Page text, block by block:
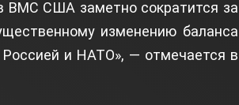
ВМС США заметно сократится за
изменению баланса
Россией и НАТО», — отмечается в